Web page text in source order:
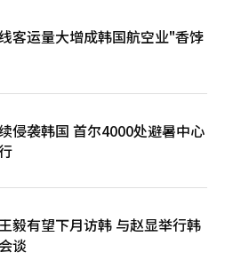
客运量大增成韩国航空业"香饽
侵袭韩国 首尔4000处避暑中心
毅有望下月访韩 与赵显举行韩
谈